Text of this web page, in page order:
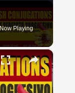
Now Playing
×